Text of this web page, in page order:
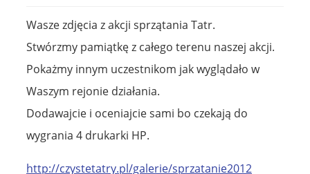
Wasze zdjęcia z akcji sprzątania Tatr.
Stwórzmy pamiątkę z całego terenu naszej akcji.
Pokażmy innym uczestnikom jak wyglądało w
Waszym rejonie działania.
Dodawajcie i oceniajcie sami bo czekają do
wygrania 4 drukarki HP.
http://czystetatry.pl/galerie/sprzatanie2012